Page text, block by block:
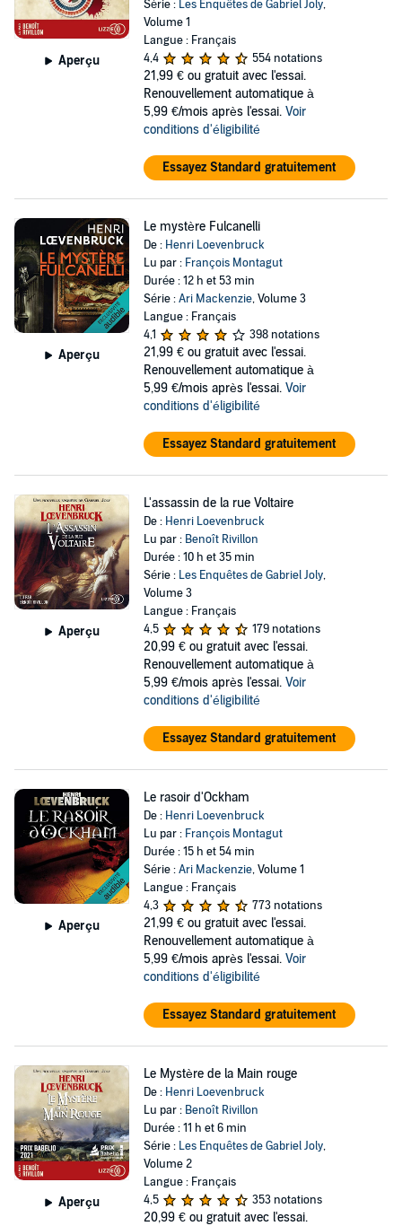
Aperçu
Série : Les Enquêtes de Gabriel Joly,
Volume 1
Langue : Français
4,4
554 notations
21,99 € ou gratuit avec l'essai.
Renouvellement automatique à
5,99 €/mois après l'essai. Voir
conditions d'éligibilité
Essayez Standard gratuitement
Aperçu
Le mystère Fulcanelli
De : Henri Loevenbruck
Lu par : François Montagut
Durée : 12 h et 53 min
Série :Ari Mackenzie, Volume 3
Langue : Français
4,1
398 notations
21,99 € ou gratuit avec l'essai.
Renouvellement automatique à
5,99 €/mois après l'essai. Voir
conditions d'éligibilité
Essayez Standard gratuitement
Aperçu
L'assassin de la rue Voltaire
De : Henri Loevenbruck
Lu par : Benoît Rivillon
Durée : 10 h et 35 min
Série : Les Enquêtes de Gabriel Joly,
Volume 3
Langue : Français
4,5
179 notations
20,99 € ou gratuit avec l'essai.
Renouvellement automatique à
5,99 €/mois après l'essai. Voir
conditions d'éligibilité
Essayez Standard gratuitement
Aperçu
Le rasoir d'Ockham
De : Henri Loevenbruck
Lu par : François Montagut
Durée : 15 h et 54 min
Série :Ari Mackenzie, Volume 1
Langue : Français
4,3
773 notations
21,99 € ou gratuit avec l'essai.
Renouvellement automatique à
5,99 €/mois après l'essai. Voir
conditions d'éligibilité
Essayez Standard gratuitement
Aperçu
Le Mystère de la Main rouge
De : Henri Loevenbruck
Lu par : Benoît Rivillon
Durée : 11 h et 6 min
Série : Les Enquêtes de Gabriel Joly,
Volume 2
Langue : Français
4,5
353 notations
20,99 € ou gratuit avec l'essai.